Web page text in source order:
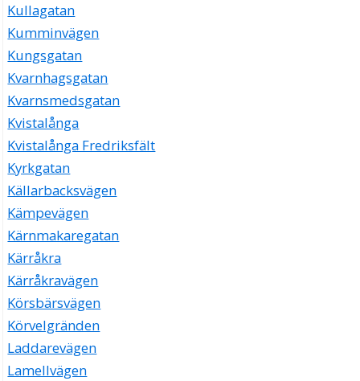
Kullagatan
Kumminvägen
Kungsgatan
Kvarnhagsgatan
Kvarnsmedsgatan
Kvistalånga
Kvistalånga Fredriksfält
Kyrkgatan
Källarbacksvägen
Kämpevägen
Kärnmakaregatan
Kärråkra
Kärråkravägen
Körsbärsvägen
Körvelgränden
Laddarevägen
Lamellvägen